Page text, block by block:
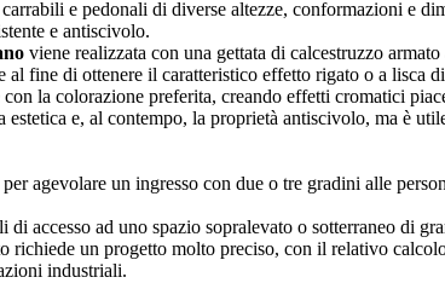
e pedonali di diverse altezze, conformazioni e
e antiscivolo.
viene realizzata con una gettata di calcestruzzo
fine di ottenere il caratteristico effetto rigato o a lisca
con la colorazione preferita, creando effetti cromatici
e, al contempo, la proprietà antiscivolo, ma è
agevolare un ingresso con due o tre gradini alle
accesso ad uno spazio sopralevato o sotterraneo di
richiede un progetto molto preciso, con il relativo
industriali.